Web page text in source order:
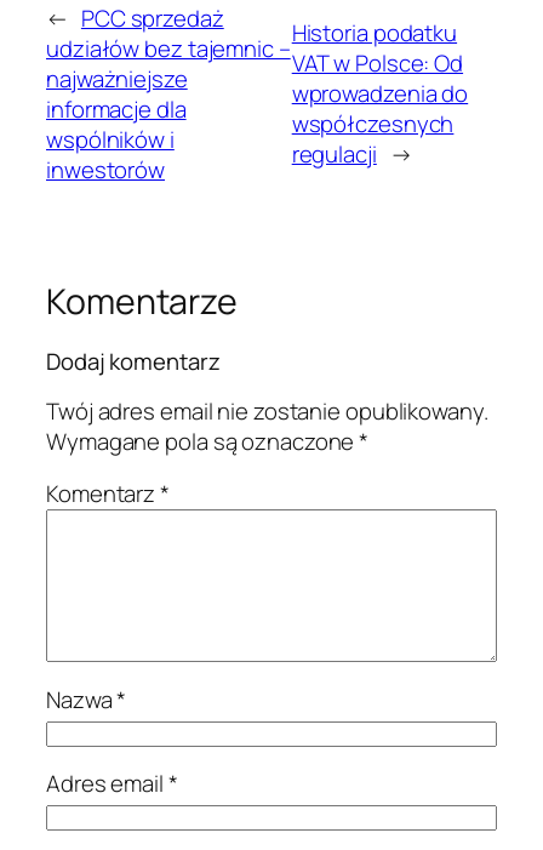
← PCC sprzedaż
udziałów bez tajemnic –
najważniejsze
informacje dla
wspólników i
inwestorów
Historia podatku
VAT w Polsce: Od
wprowadzenia do
współczesnych
regulacji →
Komentarze
Dodaj komentarz
Twój adres email nie zostanie opublikowany.
Wymagane pola są oznaczone*
Komentarz*
Nazwa*
Adres email*